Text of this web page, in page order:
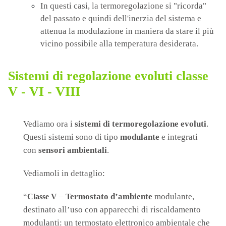
In questi casi, la termoregolazione si "ricorda"
del passato e quindi dell'inerzia del sistema e
attenua la modulazione in maniera da stare il più
vicino possibile alla temperatura desiderata.
Sistemi di regolazione evoluti classe
V - VI - VIII
Vediamo ora i sistemi di termoregolazione evoluti.
Questi sistemi sono di tipo modulante e integrati
con sensori ambientali.
Vediamoli in dettaglio:
“Classe V – Termostato d’ambiente modulante,
destinato all’uso con apparecchi di riscaldamento
modulanti: un termostato elettronico ambientale che